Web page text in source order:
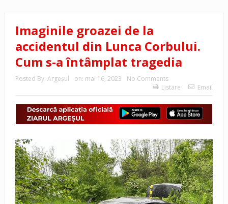
Imaginile groazei de la
accidentul din Lunca Corbului.
Cum s-a întâmplat tragedia
Posted By: Argeşul on: mai 16, 2023
No Comments
Listare
Email